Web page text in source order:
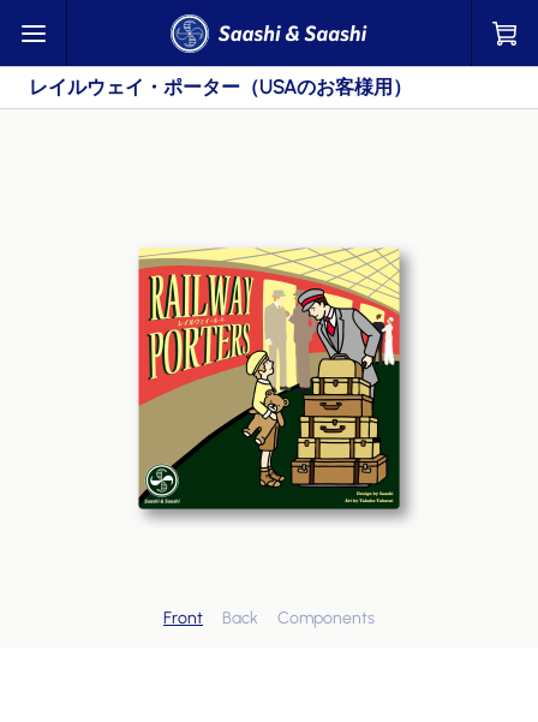
レイルウェイ・ポーター（USAのお客様用）
Front Back Components
レイルウェイ・ポーター（USAのお客様用） | Saashi & Saashi